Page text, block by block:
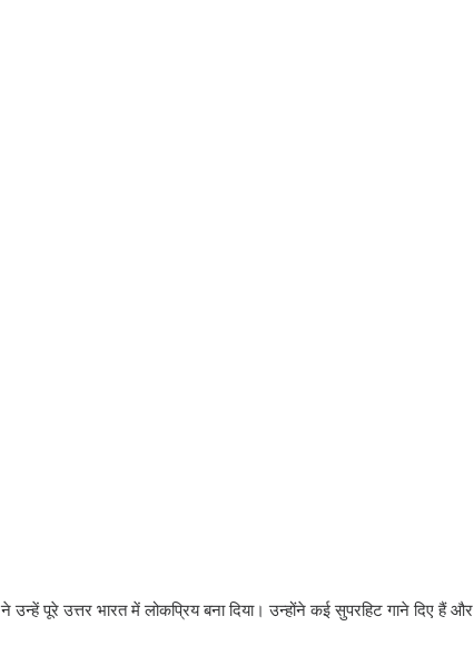
पूरे उत्तर भारत में लोकप्रिय बना दिया। उन्होंने कई सुपरहिट गाने दिए हैं और